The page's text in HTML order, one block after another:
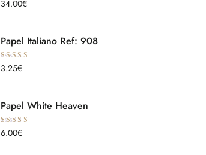
5.00de 5
34.00€
Papel Italiano Ref: 908
Avaliação
5.00de 5
3.25€
Papel White Heaven
Avaliação
5.00de 5
6.00€